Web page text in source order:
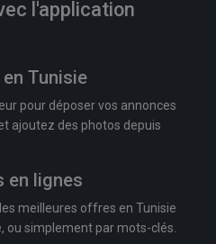
l'application
Tunisie
pour déposer vos annonces
ajoutez des photos depuis
en lignes
meilleures offres en Tunisie
ou simplement par mots-clés.